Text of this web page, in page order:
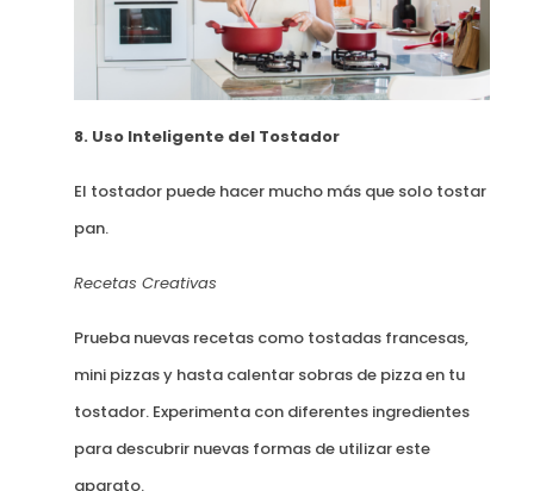
8. Uso Inteligente del Tostador
El tostador puede hacer mucho más que solo tostar
pan.
Recetas Creativas
Prueba nuevas recetas como tostadas francesas,
mini pizzas y hasta calentar sobras de pizza en tu
tostador. Experimenta con diferentes ingredientes
para descubrir nuevas formas de utilizar este
aparato.